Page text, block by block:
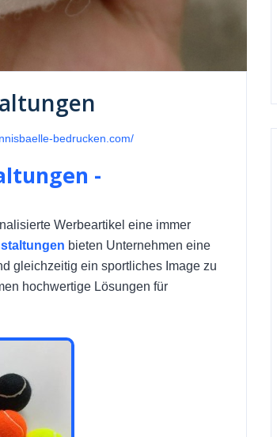
bedrucken.com/
-
Werbeartikel eine immer
bieten Unternehmen eine
gleichzeitig ein sportliches Image zu
hochwertige Lösungen für